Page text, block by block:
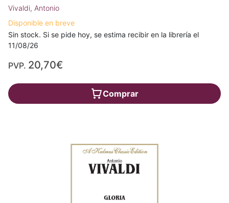
Vivaldi, Antonio
Disponible en breve
Sin stock. Si se pide hoy, se estima recibir en la librería el
11/08/26
PVP. 20,70€
Comprar